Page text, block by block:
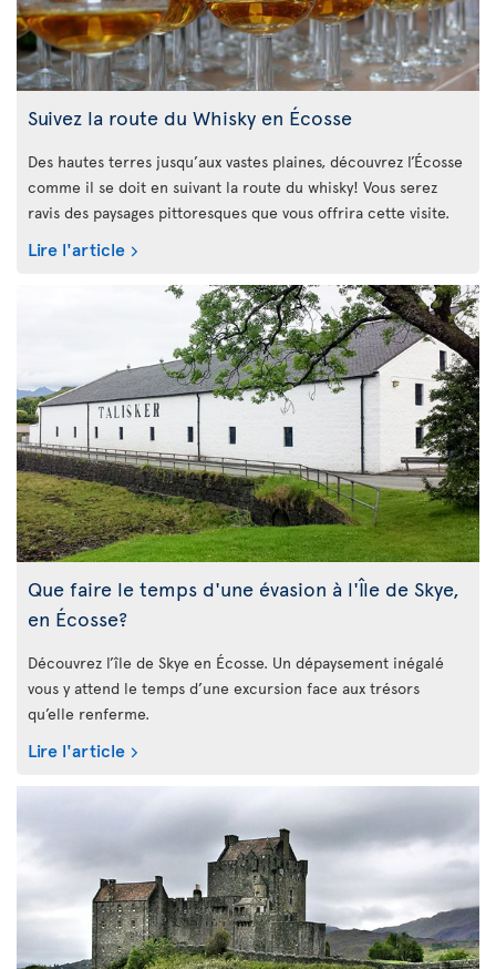
Suivez la route du Whisky en Écosse
Des hautes terres jusqu’aux vastes plaines, découvrez l’Écosse
comme il se doit en suivant la route du whisky! Vous serez
ravis des paysages pittoresques que vous offrira cette visite.
Lire l'article
Que faire le temps d'une évasion à l'Île de Skye,
en Écosse?
Découvrez l’île de Skye en Écosse. Un dépaysement inégalé
vous y attend le temps d’une excursion face aux trésors
qu’elle renferme.
Lire l'article